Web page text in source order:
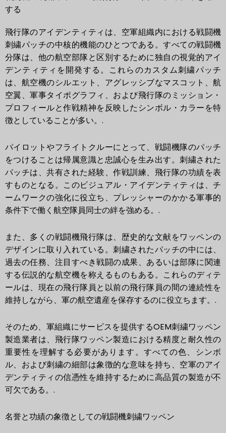
する
飛行隊のアイデンティティは、空軍組織内における戦闘機
刺繍パッチの中核的機能のひとつである。すべての戦闘機
分隊は、他の航空部隊と区別するために独自の視覚的アイ
デンティティを開発する。これらのカスタム刺繍パッチ
は、航空機のシルエット、アグレッシブなマスコット、航
空翼、軍事タイポグラフィ、および飛行隊のミッション・
プロフィールと作戦精神を反映したシンボル・カラーを特
徴としていることが多い。.
パイロットやフライトクルーにとって、戦闘機隊のパッチ
をつけることは帰属意識と忠誠心を生み出す。刺繍された
パッチは、共有された経験、作戦訓練、飛行隊の功績を表
すものとなる。このビジュアル・アイデンティティは、チ
ームワークの強化に役立ち、プレッシャーのかかる軍事的
条件下で働く航空隊員同士の絆を強める。.
また、多くの戦闘機飛行隊は、歴史的な文献をワッペンの
デザインに取り入れている。刺繍されたパッチの中には、
過去の任務、注目すべき戦闘の成果、あるいは部隊に関連
する伝説的な航空機を称えるものもある。これらのディテ
ールは、現在の飛行隊員と以前の飛行隊員の間の連続性を
維持しながら、軍の航空遺産を保存するのに役立ちます。.
そのため、軍組織にサービスを提供するOEM刺繍ワッペン
製造業者は、飛行隊ワッペン製造における精度と耐久性の
重要性を理解する必要があります。すべての色、シンボ
ル、および刺繍の細部は象徴的な意味を持ち、空軍のアイ
デンティティの信憑性を維持するために高品質の製造が不
可欠である。.
名誉と功績の象徴としての戦闘機刺繍ワッペン